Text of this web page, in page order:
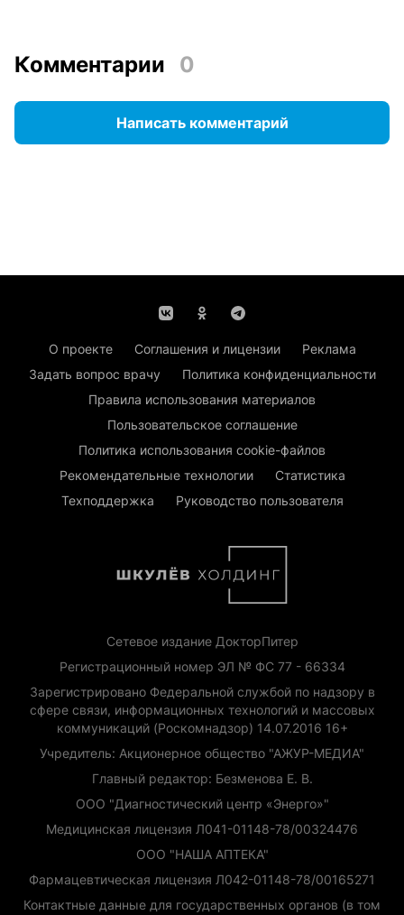
Комментарии 0
Написать комментарий
О проекте Соглашения и лицензии
Реклама
Задать вопрос врачу
Политика конфиденциальности
Правила использования материалов
Пользовательское соглашение
Политика использования cookie-файлов
Рекомендательные технологии
Статистика
Техподдержка
Руководство пользователя
Сетевое издание ДокторПитер
Регистрационный номер ЭЛ № ФС 77 - 66334
Зарегистрировано Федеральной службой по надзору в
сфере связи, информационных технологий и массовых
коммуникаций (Роскомнадзор) 14.07.2016 16+
Учредитель: Акционерное общество "АЖУР-МЕДИА"
Главный редактор: Безменова Е. В.
ООО "Диагностический центр «Энерго»"
Медицинская лицензия Л041-01148-78/00324476
ООО "НАША АПТЕКА"
Фармацевтическая лицензия Л042-01148-78/00165271
Контактные данные для государственных органов (в том